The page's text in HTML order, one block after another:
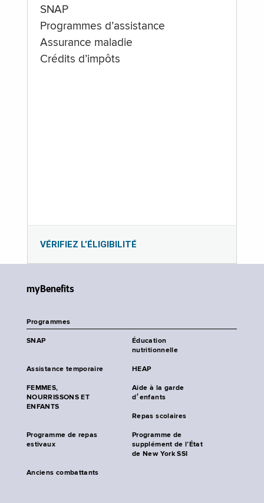
SNAP
Programmes d’assistance
Assurance maladie
Crédits d’impôts
VÉRIFIEZ L’ÉLIGIBILITÉ
myBenefits
Programmes
SNAP
Éducation
nutritionnelle
Assistance temporaire HEAP
FEMMES,
NOURRISSONS ET
ENFANTS
Aide à la garde
d׳enfants
Repas scolaires
Programme de repas
estivaux
Programme de
supplément de l’État
de New York SSI
Anciens combattants